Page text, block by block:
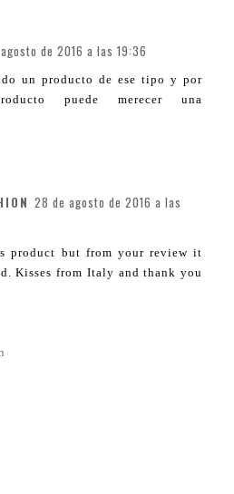
de 2016 a las 19:36
un producto de ese tipo y por
puede merecer una
28 de agosto de 2016 a las
product but from your review it
Kisses from Italy and thank you